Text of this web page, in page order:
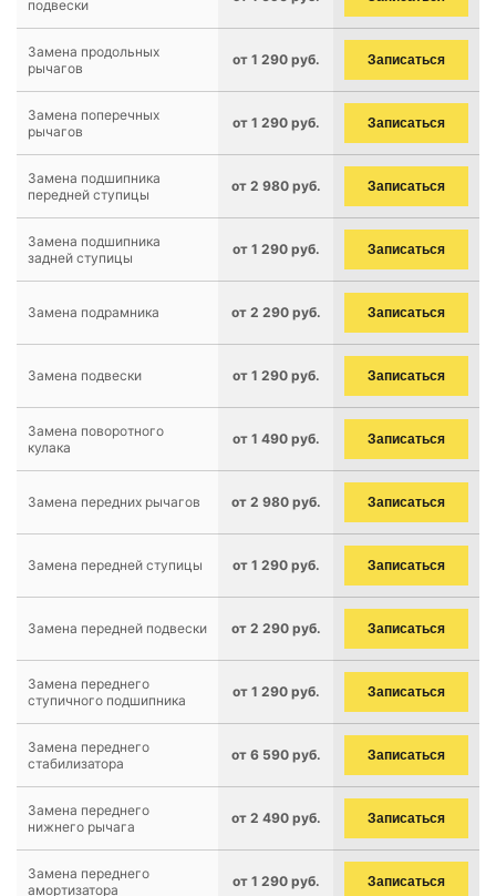
подвески
Замена продольных
рычагов
от 1 290 руб. Записаться
Замена поперечных
рычагов
от 1 290 руб. Записаться
Замена подшипника
передней ступицы
от 2 980 руб. Записаться
Замена подшипника
задней ступицы
от 1 290 руб. Записаться
Замена подрамника от 2 290 руб. Записаться
Замена подвески от 1 290 руб. Записаться
Замена поворотного
кулака
от 1 490 руб. Записаться
Замена передних рычагов от 2 980 руб. Записаться
Замена передней ступицы от 1 290 руб. Записаться
Замена передней подвески от 2 290 руб. Записаться
Замена переднего
ступичного подшипника
от 1 290 руб. Записаться
Замена переднего
стабилизатора
от 6 590 руб. Записаться
Замена переднего
нижнего рычага
от 2 490 руб. Записаться
Замена переднего
амортизатора
от 1 290 руб. Записаться